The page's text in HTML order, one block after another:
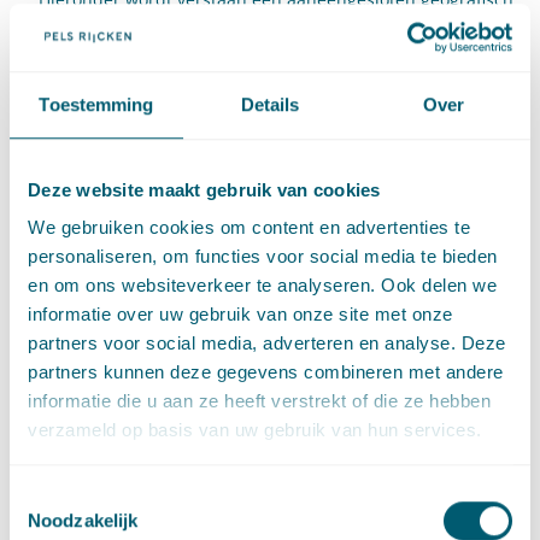
Toestemming Details Over
Deze website maakt gebruik van cookies
We gebruiken cookies om content en advertenties te
personaliseren, om functies voor social media te bieden
en om ons websiteverkeer te analyseren. Ook delen we
informatie over uw gebruik van onze site met onze
partners voor social media, adverteren en analyse. Deze
partners kunnen deze gegevens combineren met andere
informatie die u aan ze heeft verstrekt of die ze hebben
verzameld op basis van uw gebruik van hun services.
Noodzakelijk
geheel van gebouwen. Dit hoeft niet overeen te komen met
de wijkindeling zoals gehanteerd door het CBS. Ook dorpen
Het uitsluiten van gebouwen binnen het plangebied
(bijvoorbeeld vanwege een andere eigendomssituatie of de
De aanvraag moet gericht zijn op kosten die direct
gerelateerd zijn aan de betreffende wijk en het aardgasvrij
maken ervan. Meerkosten die gerelateerd zijn aan
wijkoverstijgende activiteiten, bijvoorbeeld de aanleg van
een warmtenet met een schaal groter dan dat van de
gekozen wijk, komen niet in aanmerking voor financiering
via de rijksbijdrage;
Er wordt uitgegaan van gemiddeld 500 woningen per
proeftuin. Dit is een richtlijn en hier kan gemotiveerd van
is;